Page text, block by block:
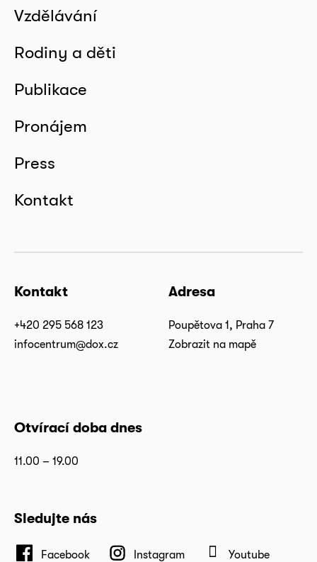
Vzdělávání
Rodiny a děti
Publikace
Pronájem
Press
Kontakt
Kontakt
+420 295 568 123
infocentrum@dox.cz
Adresa
Poupětova 1, Praha 7
Zobrazit na mapě
Otvírací doba dnes
11.00 – 19.00
Sledujte nás
Facebook Instagram Youtube